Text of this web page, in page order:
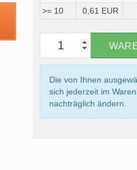
>= 10
0,61 EUR
Die von Ihnen
sich jederzeit im
nachträglich ändern.